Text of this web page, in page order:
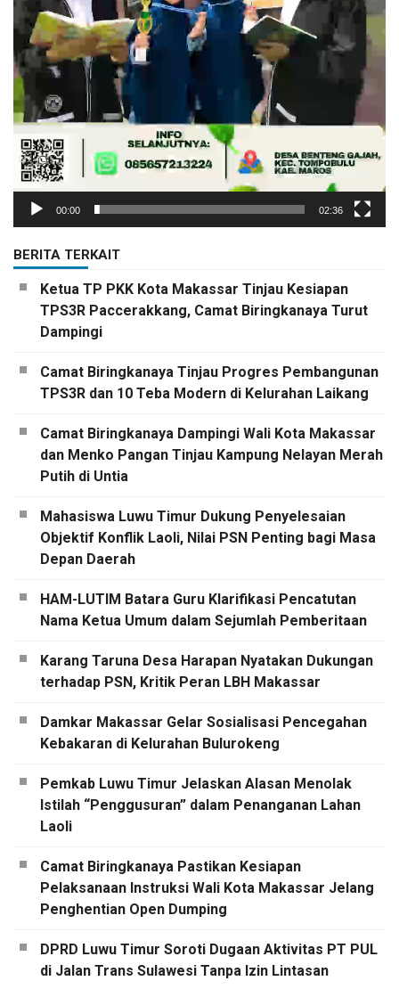
00:00 02:36
BERITA TERKAIT
Ketua TP PKK Kota Makassar Tinjau Kesiapan
TPS3R Paccerakkang, Camat Biringkanaya Turut
Dampingi
Camat Biringkanaya Tinjau Progres Pembangunan
TPS3R dan 10 Teba Modern di Kelurahan Laikang
Camat Biringkanaya Dampingi Wali Kota Makassar
dan Menko Pangan Tinjau Kampung Nelayan Merah
Putih di Untia
Mahasiswa Luwu Timur Dukung Penyelesaian
Objektif Konflik Laoli, Nilai PSN Penting bagi Masa
Depan Daerah
HAM-LUTIM Batara Guru Klarifikasi Pencatutan
Nama Ketua Umum dalam Sejumlah Pemberitaan
Karang Taruna Desa Harapan Nyatakan Dukungan
terhadap PSN, Kritik Peran LBH Makassar
Damkar Makassar Gelar Sosialisasi Pencegahan
Kebakaran di Kelurahan Bulurokeng
Pemkab Luwu Timur Jelaskan Alasan Menolak
Istilah “Penggusuran” dalam Penanganan Lahan
Laoli
Camat Biringkanaya Pastikan Kesiapan
Pelaksanaan Instruksi Wali Kota Makassar Jelang
Penghentian Open Dumping
DPRD Luwu Timur Soroti Dugaan Aktivitas PT PUL
di Jalan Trans Sulawesi Tanpa Izin Lintasan